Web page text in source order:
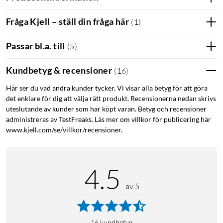
andra smarta enheter i ditt hem för en sömlös upplevelse.
Avancerad säkerhet
Med AES-kryptering och fingeravtryckssensor garanterar
hem. Dessutom kan du skapa tillfälliga åtkomstkoder för
gäster eller hantverkare, vilket ger extra flexibilitet utan att
kompromissa med säkerheten.
Lång batteritid
ytterligare flexibilitet och enkelhet.
Hållbarhet och väderbeständighet
U200 är IPX5-klassad och byggd för att tåla tuffa
Fråga Kjell – ställ din fråga här ( 1)
Passar bl.a. till (5)
Kundbetyg & recensioner ( 16)
Här ser du vad andra kunder tycker. Vi visar alla betyg för att göra
det enklare för dig att välja rätt produkt. Recensionerna nedan skrivs
uteslutande av kunder som har köpt varan. Betyg och recensioner
administreras av TestFreaks. Läs mer om villkor för publicering här
www.kjell.com/se/villkor/recensioner.
4.5 av 5